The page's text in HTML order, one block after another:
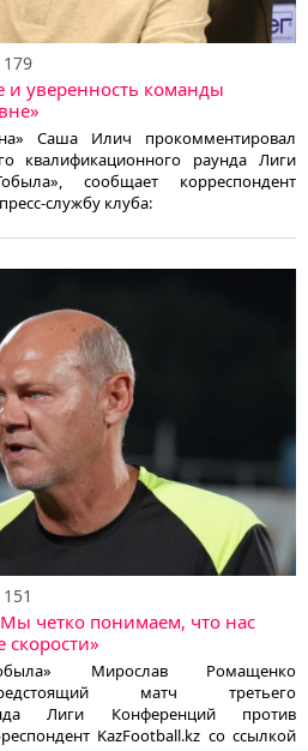
179
и уверенность команды
Саша Илич прокомментировал
квалификационного раунда Лиги
сообщает корреспондент
службу клуба:
151
четко понимаем, что нас
Мирослав Ромащенко
матч третьего
Лиги Конференций против
KazFootball.kz со ссылкой